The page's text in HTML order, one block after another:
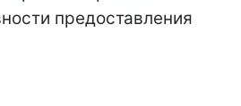
предоставления